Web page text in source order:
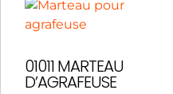
01011 MARTEAU
D’AGRAFEUSE